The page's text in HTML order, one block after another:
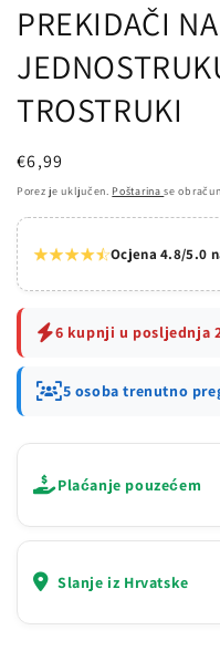
okviru
PREKIDAČI
TROSTRUKI
Redovna
cijena
€6,99
Porez je uključen. Poštarinase
Ocjena 4.8/5.0
6 kupnji u posljednja
5 osoba trenutno
Plaćanje pouzećem
Slanje iz Hrvatske